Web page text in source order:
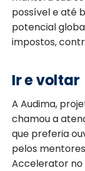
possível e até
potencial
impostos,
Ir e voltar
A Audima,
chamou a
que preferia
pelos
Accelerator no